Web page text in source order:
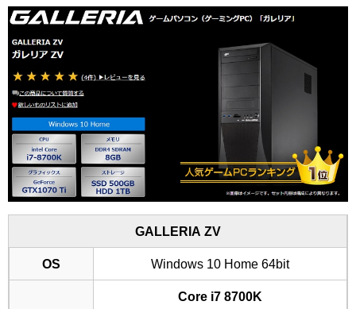
GALLERIA ZV
OS Windows 10 Home 64bit
Core i7 8700K